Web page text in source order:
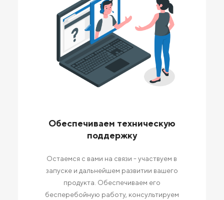
Обеспечиваем техническую
поддержку
Остаемся с вами на связи - участвуем в
запуске и дальнейшем развитии вашего
продукта. Обеспечиваем его
бесперебойную работу, консультируем